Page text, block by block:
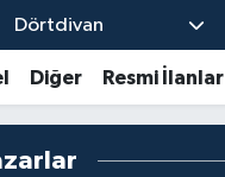
Dörtdivan
Diğer Resmi İlanlar